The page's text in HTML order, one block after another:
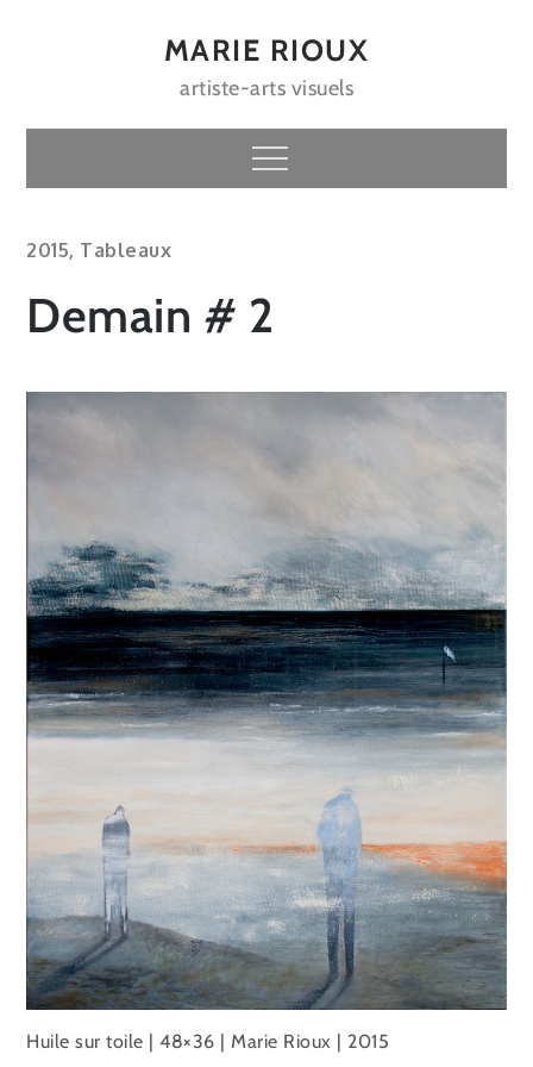
MARIE RIOUX
artiste-arts visuels
Menu
2015, Tableaux
Demain # 2
Huile sur toile | 48×36 | Marie Rioux | 2015